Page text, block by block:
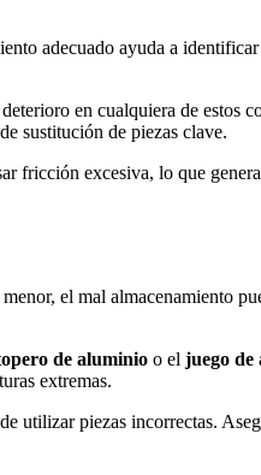
adecuado ayuda a
en cualquiera de estos
sustitución de piezas clave.
fricción excesiva, lo que
el mal almacenamiento
de aluminio o el juego de
extremas.
utilizar piezas incorrectas.